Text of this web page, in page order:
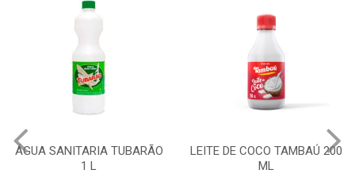
ÁGUA SANITARIA TUBARÃO
1 L
LEITE DE COCO TAMBAÚ 200
ML